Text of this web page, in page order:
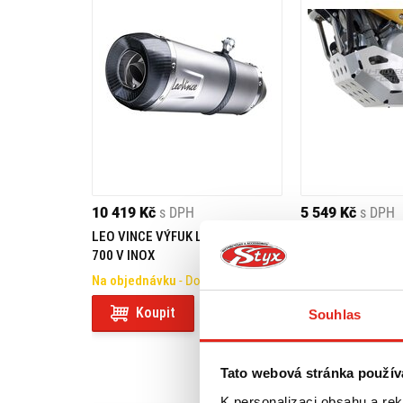
Souhlas
Tato webová stránka
10 419 Kč s DPH
LEO VINCE VÝFUK LV ONE EVO XL
700 V INOX
Na objednávku - Doprava ZDARMA
Koupit
5 549 Kč s DPH
Koupit